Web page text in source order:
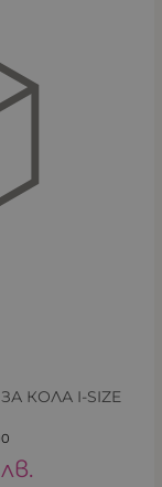
ЗА КОЛА I-SIZE
лв.